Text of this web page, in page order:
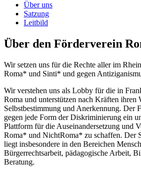
Über uns
Satzung
Leitbild
Über den Förderverein
Wir setzen uns für die Rechte aller im
Roma* und Sinti* und gegen
Wir verstehen uns als Lobby für die in
Roma und unterstützen nach Kräften ihren
Selbstbestimmung und Anerkennung. Der
gegen jede Form der Diskriminierung ein
Plattform für die Auseinandersetzung und
Roma* und NichtRoma* zu schaffen. Der
liegt insbesondere in den Bereichen
Bürgerrechtsarbeit, pädagogische Arbeit,
Beratung.